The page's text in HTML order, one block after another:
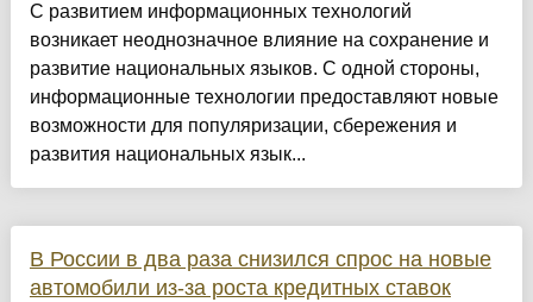
С развитием информационных технологий
возникает неоднозначное влияние на сохранение и
развитие национальных языков. С одной стороны,
информационные технологии предоставляют новые
возможности для популяризации, сбережения и
развития национальных язык...
В России в два раза снизился спрос на новые
автомобили из-за роста кредитных ставок